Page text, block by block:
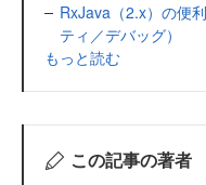
RxJava（2.x）の便
ティ／デバッグ）
もっと読む
この記事の著者